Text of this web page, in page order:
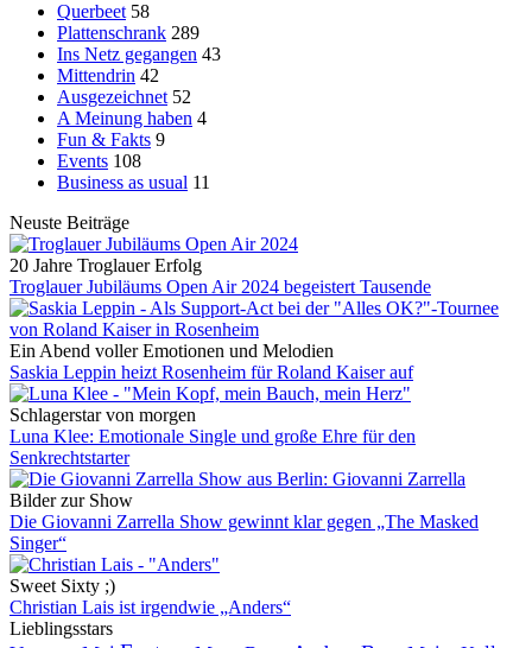
Querbeet 58
Plattenschrank 289
Ins Netz gegangen 43
Mittendrin 42
Ausgezeichnet 52
A Meinung haben 4
Fun & Fakts 9
Events 108
Business as usual 11
Neuste Beiträge
20 Jahre Troglauer Erfolg
Troglauer Jubiläums Open Air 2024 begeistert Tausende
Ein Abend voller Emotionen und Melodien
Saskia Leppin heizt Rosenheim für Roland Kaiser auf
Schlagerstar von morgen
Luna Klee: Emotionale Single und große Ehre für den
Senkrechtstarter
Bilder zur Show
Die Giovanni Zarrella Show gewinnt klar gegen „The Masked
Singer“
Sweet Sixty ;)
Christian Lais ist irgendwie „Anders“
Lieblingsstars